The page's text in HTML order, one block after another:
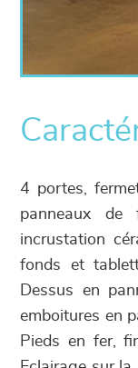
4 portes,
panneaux de
incrustation
fonds et
Dessus en
emboitures en
Pieds en fer,